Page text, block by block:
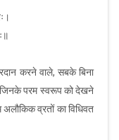
करने वाले, सबके बिना
परम स्वरूप को देखने
व्रतों का विधिवत